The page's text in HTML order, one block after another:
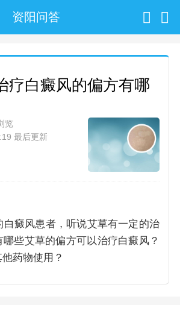
资阳问答
疗白癜风的偏方有哪
览
最后更新
白癜风患者，听说艾草有一定的治
些艾草的偏方可以治疗白癜风？
药物使用？